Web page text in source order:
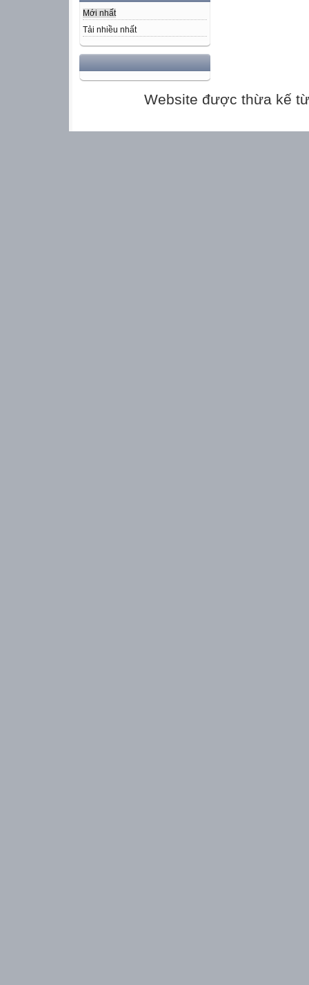
Mới nhất
Tải nhiều nhất
Website được thừa kế